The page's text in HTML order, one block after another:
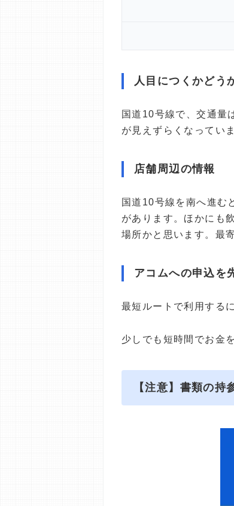
人目につくかどう
国道10号線で、交通量
が見えずらくなってい
店舗周辺の情報
国道10号線を南へ進む
があります。ほかにも
場所かと思います。最
アコムへの申込を
最短ルートで利用する
少しでも短時間でお金
【注意】書類の持